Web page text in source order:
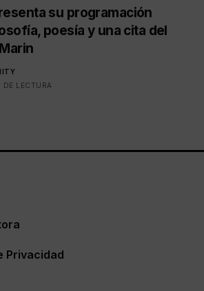
su programación
poesía y una cita del
LECTURA
Privacidad